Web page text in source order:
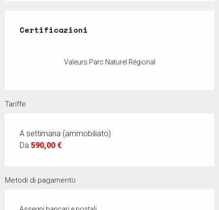
Certificazioni
Certificazioni
Valeurs Parc Naturel Régional
Tariffe
A settimana (ammobiliato)
Da 590,00 €
Metodi di pagamento